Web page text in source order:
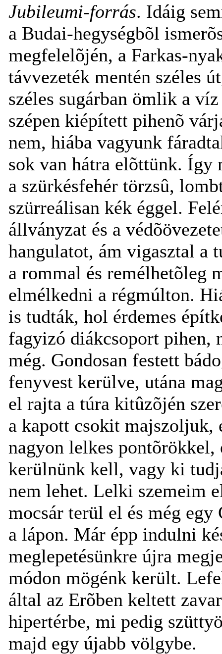
Jubileumi-forrás. Idáig
a Budai-hegységbõl
megfelelõjén, a Farkas-
távvezeték mentén széles
széles sugárban ömlik a
szépen kiépített pihenõ
nem, hiába vagyunk
sok van hátra elõttünk. Így
a szürkésfehér törzsû,
szürreálisan kék éggel.
állványzat és a
hangulatot, ám vigasztal a
a rommal és remélhetõleg
elmélkedni a régmúlton.
is tudták, hol érdemes
fagyizó diákcsoport pihen,
még. Gondosan festett
fenyvest kerülve, utána
el rajta a túra kitûzõjén
a kapott csokit majszoljuk,
nagyon lelkes
kerülnünk kell, vagy ki
nem lehet. Lelki szemeim
mocsár terül el és még
a lápon. Már épp indulni
meglepetésünkre újra
módon mögénk került.
által az Erõben keltett
hipertérbe, mi pedig
majd egy újabb völgybe.